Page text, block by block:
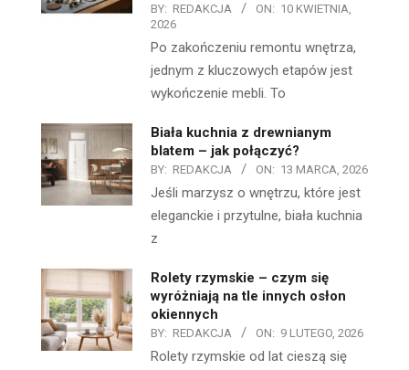
BY: REDAKCJA ON: 10 KWIETNIA,
2026
Po zakończeniu remontu wnętrza,
jednym z kluczowych etapów jest
wykończenie mebli. To
Biała kuchnia z drewnianym
blatem – jak połączyć?
BY: REDAKCJA ON: 13 MARCA, 2026
Jeśli marzysz o wnętrzu, które jest
eleganckie i przytulne, biała kuchnia
z
Rolety rzymskie – czym się
wyróżniają na tle innych osłon
okiennych
BY: REDAKCJA ON: 9 LUTEGO, 2026
Rolety rzymskie od lat cieszą się